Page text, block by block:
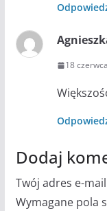
18
Dodaj
Twój adres e-
Wymagane pola